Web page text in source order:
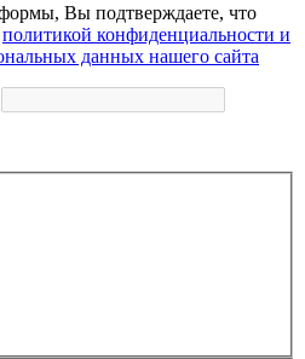
Вы подтверждаете, что
политикой конфиденциальности и
данных нашего сайта